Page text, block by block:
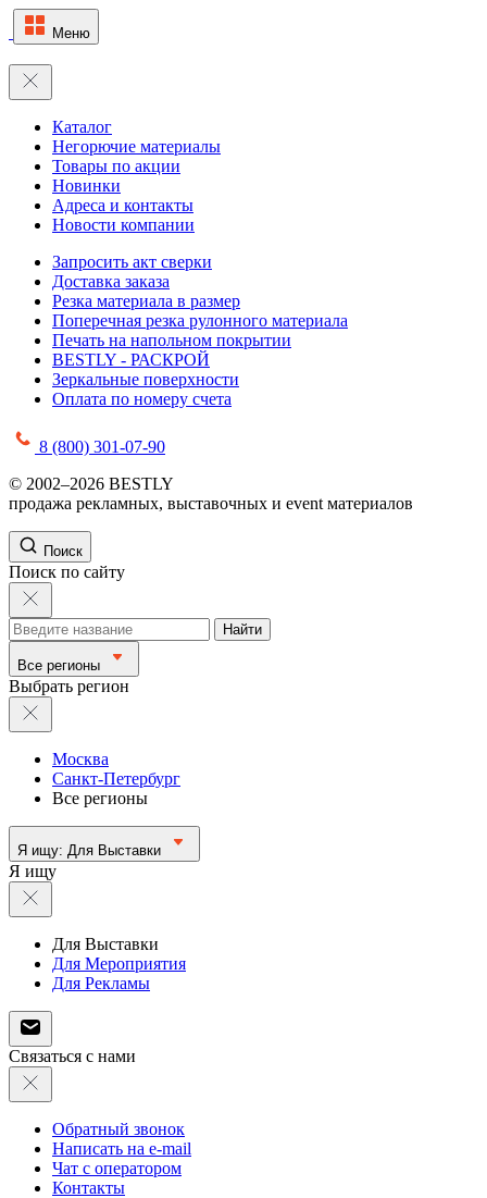
Меню
Каталог
Негорючие материалы
Товары по акции
Новинки
Адреса и контакты
Новости компании
Запросить акт сверки
Доставка заказа
Резка материала в размер
Поперечная резка рулонного материала
Печать на напольном покрытии
BESTLY - РАСКРОЙ
Зеркальные поверхности
Оплата по номеру счета
8 (800) 301-07-90
© 2002–2026 BESTLY
продажа рекламных, выставочных и event материалов
Поиск
Поиск по сайту
Найти
Все регионы
Выбрать регион
Москва
Санкт-Петербург
Все регионы
Я ищу: Для Выставки
Я ищу
Для Выставки
Для Мероприятия
Для Рекламы
Связаться с нами
Обратный звонок
Написать на e-mail
Чат с оператором
Контакты